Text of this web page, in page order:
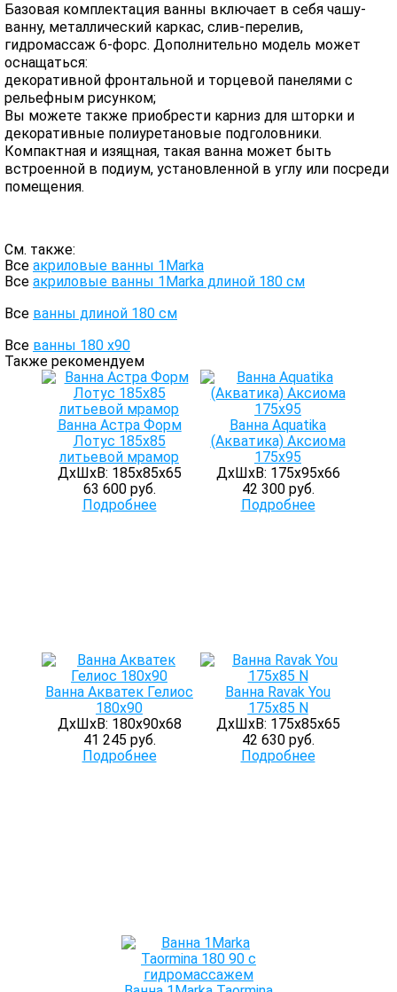
Базовая комплектация ванны включает в себя чашу-
ванну, металлический каркас, слив-перелив,
гидромассаж 6-форс. Дополнительно модель может
оснащаться:
декоративной фронтальной и торцевой панелями с
рельефным рисунком;
Вы можете также приобрести карниз для шторки и
декоративные полиуретановые подголовники.
Компактная и изящная, такая ванна может быть
встроенной в подиум, установленной в углу или посреди
помещения.
См. также:
Все акриловые ванны 1Marka
Все акриловые ванны 1Marka длиной 180 см
Все ванны длиной 180 см
Все ванны 180 х90
Также рекомендуем
Ванна Астра Форм
Лотус 185х85
литьевой мрамор
ДхШхВ: 185х85х65
63 600 руб.
Подробнее
Ванна Aquatika
(Акватика) Аксиома
175х95
ДхШхВ: 175х95х66
42 300 руб.
Подробнее
Ванна Акватек Гелиос
180х90
ДхШхВ: 180х90х68
41 245 руб.
Подробнее
Ванна Ravak You
175x85 N
ДхШхВ: 175х85х65
42 630 руб.
Подробнее